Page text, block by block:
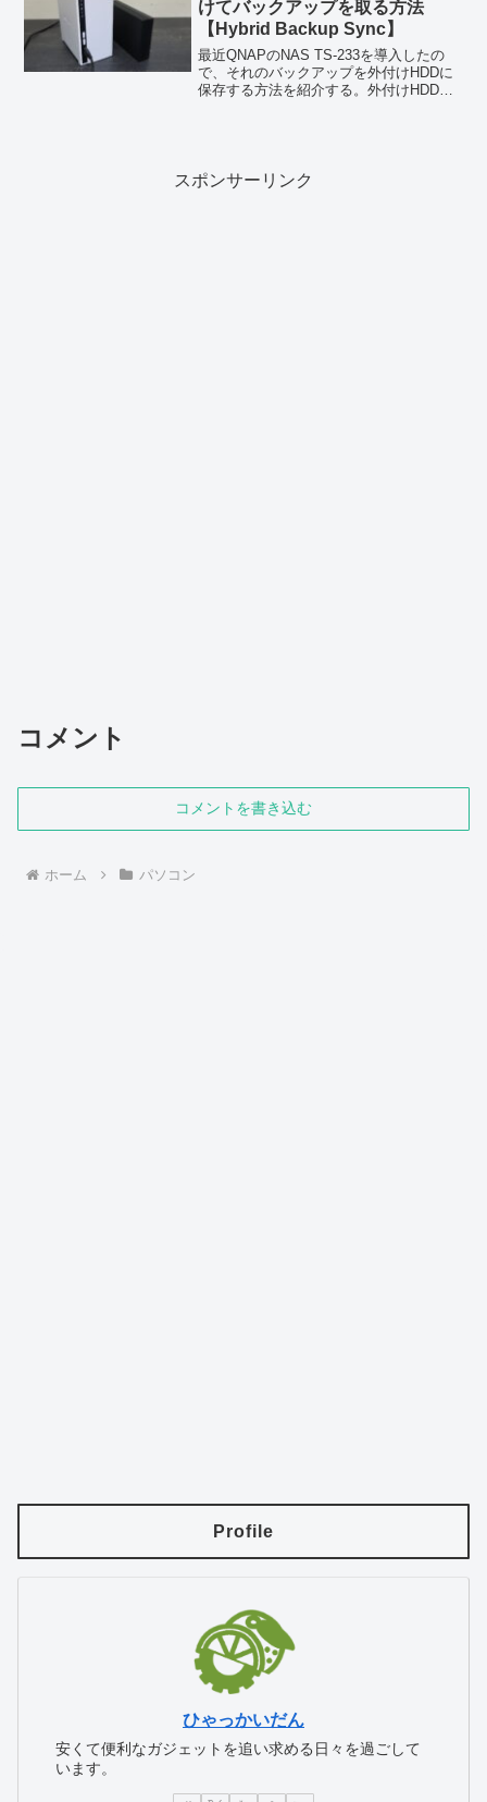
けてバックアップを取る方法
【Hybrid Backup Sync】
最近QNAPのNAS TS-233を導入したの
で、それのバックアップを外付けHDDに
保存する方法を紹介する。外付けHDDで
スポンサーリンク
コメント
コメントを書き込む
ホーム パソコン
Profile
ひゃっかいだん
安くて便利なガジェットを追い求める日々を過ごして
います。